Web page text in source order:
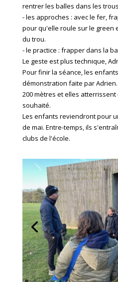
rentrer les balles dans les
- les approches : avec le fer,
pour qu'elle roule sur le green
du trou.
- le practice : frapper dans la
Le geste est plus technique,
Pour finir la séance, les
démonstration faite par
200 mètres et elles
souhaité.
Les enfants reviendront pour
de mai. Entre-temps, ils
clubs de l'école.